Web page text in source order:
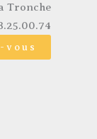
Tronche
vous